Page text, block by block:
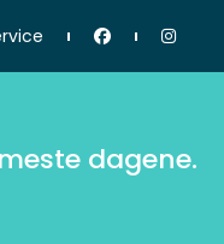
dagene.